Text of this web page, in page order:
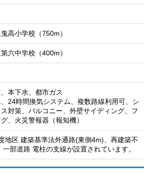
高小学校（750m）
六中学校（400m）
本下水、都市ガス
24時間換気システム、複数路線利用可、シ
対策、バルコニー、外壁サイディング、フ
、火災警報器（報知機）
地区 建築基準法外通路(東側4m)、再建築不
一部道路 電柱の支線が設置されています。